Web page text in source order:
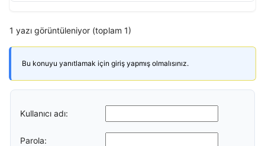
1 yazı görüntüleniyor (toplam 1)
Bu konuyu yanıtlamak için giriş yapmış olmalısınız.
Kullanıcı adı:
Parola: